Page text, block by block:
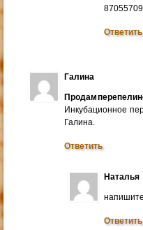
Ответить
Галина
Продам
Инкубационное
Галина.
Ответить
Наталья
напишите
Ответить